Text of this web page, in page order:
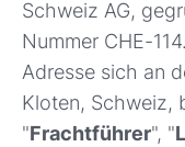
Schweiz AG,
Nummer CHE-
Adresse sich an
Kloten, Schweiz,
"Frachtführer", "